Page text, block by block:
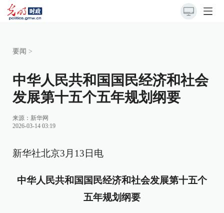
要闻 >
中华人民共和国国民经济和社会
发展第十五个五年规划纲要
来源： 新华网
2026-03-14 03:19
新华社北京3月13日电
中华人民共和国国民经济和社会发展第十五个
五年规划纲要